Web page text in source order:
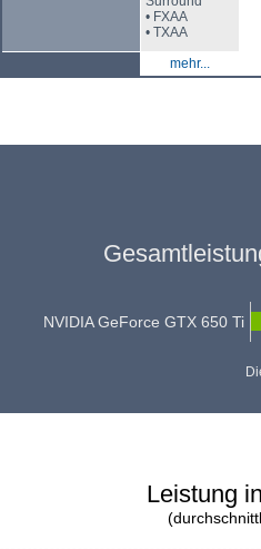
• FXAA
• TXAA
mehr...
NVIDIA GeForce GTX 650 Ti
Leistung